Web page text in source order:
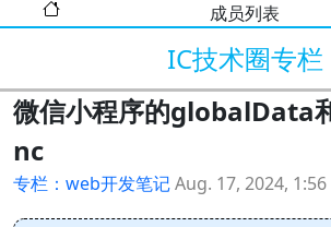
成员列表
IC技术圈专栏
微信小程序的globalData
nc
专栏：web开发笔记Aug. 17, 2024,